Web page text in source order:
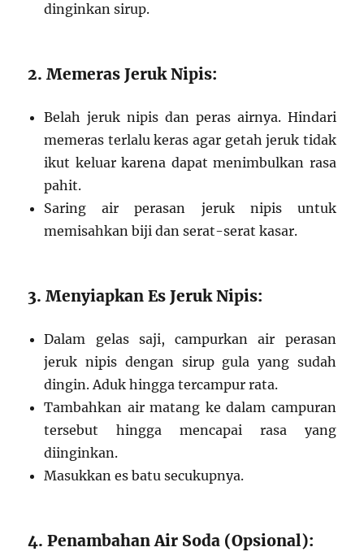
dinginkan sirup.
2. Memeras Jeruk Nipis:
Belah jeruk nipis dan peras airnya. Hindari
memeras terlalu keras agar getah jeruk tidak
ikut keluar karena dapat menimbulkan rasa
pahit.
Saring air perasan jeruk nipis untuk
memisahkan biji dan serat-serat kasar.
3. Menyiapkan Es Jeruk Nipis:
Dalam gelas saji, campurkan air perasan
jeruk nipis dengan sirup gula yang sudah
dingin. Aduk hingga tercampur rata.
Tambahkan air matang ke dalam campuran
tersebut hingga mencapai rasa yang
diinginkan.
Masukkan es batu secukupnya.
4. Penambahan Air Soda (Opsional):